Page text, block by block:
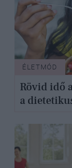
ÉLETMÓD
Rövid idő
a